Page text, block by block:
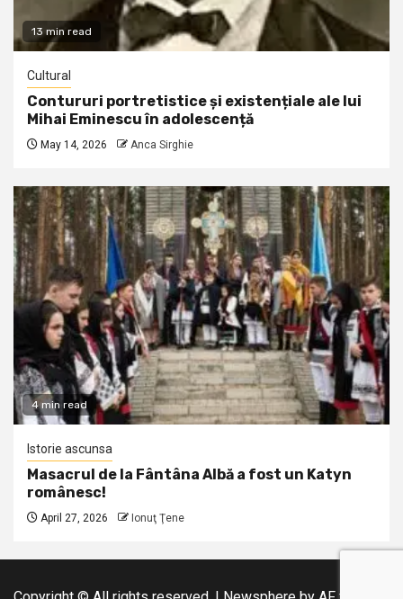
13 min read
Cultural
Contururi portretistice și existențiale ale lui
Mihai Eminescu în adolescență
May 14, 2026 Anca Sirghie
4 min read
Istorie ascunsa
Masacrul de la Fântâna Albă a fost un Katyn
românesc!
April 27, 2026 Ionuţ Ţene